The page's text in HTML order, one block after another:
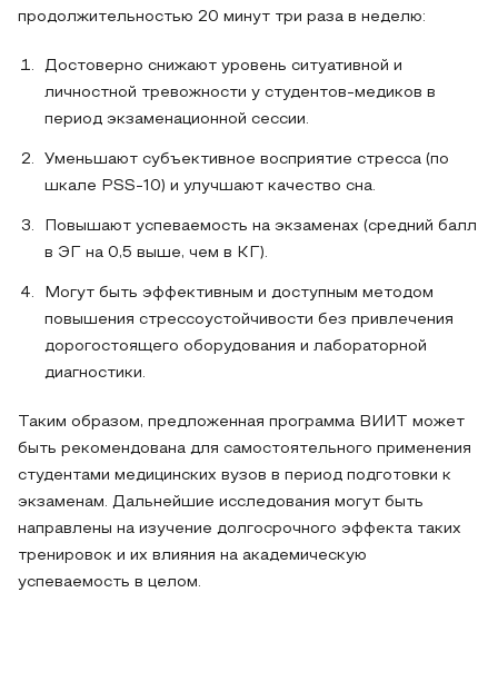
продолжительностью 20 минут три раза в неделю:
Достоверно снижают уровень ситуативной и
личностной тревожности у студентов-медиков в
период экзаменационной сессии.
Уменьшают субъективное восприятие стресса (по
шкале PSS-10) и улучшают качество сна.
Повышают успеваемость на экзаменах (средний балл
в ЭГ на 0,5 выше, чем в КГ).
Могут быть эффективным и доступным методом
повышения стрессоустойчивости без привлечения
дорогостоящего оборудования и лабораторной
диагностики.
Таким образом, предложенная программа ВИИТ может
быть рекомендована для самостоятельного применения
студентами медицинских вузов в период подготовки к
экзаменам. Дальнейшие исследования могут быть
направлены на изучение долгосрочного эффекта таких
тренировок и их влияния на академическую
успеваемость в целом.